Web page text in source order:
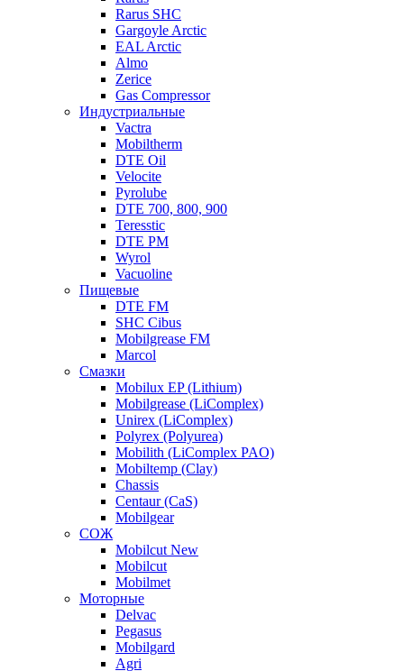
Rarus SHC
Gargoyle Arctic
EAL Arctic
Almo
Zerice
Gas Compressor
Индустриальные
Vactra
Mobiltherm
DTE Oil
Velocite
Pyrolube
DTE 700, 800, 900
Teresstic
DTE PM
Wyrol
Vacuoline
Пищевые
DTE FM
SHC Cibus
Mobilgrease FM
Marcol
Смазки
Mobilux EP (Lithium)
Mobilgrease (LiComplex)
Unirex (LiComplex)
Polyrex (Polyurea)
Mobilith (LiComplex PAO)
Mobiltemp (Clay)
Chassis
Centaur (CaS)
Mobilgear
СОЖ
Mobilcut New
Mobilcut
Mobilmet
Моторные
Delvac
Pegasus
Mobilgard
Agri